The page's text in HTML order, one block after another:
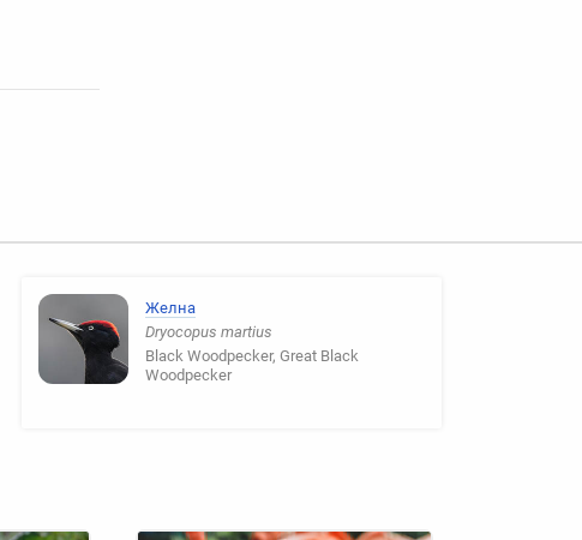
Желна
Dryocopus martius
Black Woodpecker, Great Black
Woodpecker